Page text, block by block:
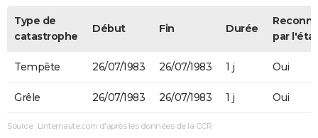
Type de
catastrophe
Début Fin Durée
par l'état
Tempête 26/07/1983 26/07/1983 1 j Oui
Grêle 26/07/1983 26/07/1983 1 j Oui
Source : Linternaute.com d'après les données de la CCR